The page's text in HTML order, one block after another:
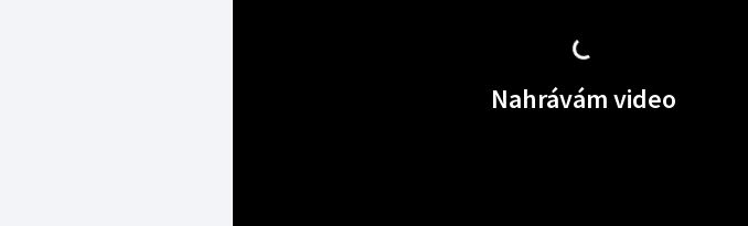
Nahrávám video